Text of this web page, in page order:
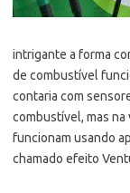
intrigante a forma
de combustível
contaria com
combustível, mas
funcionam usando
chamado efeito